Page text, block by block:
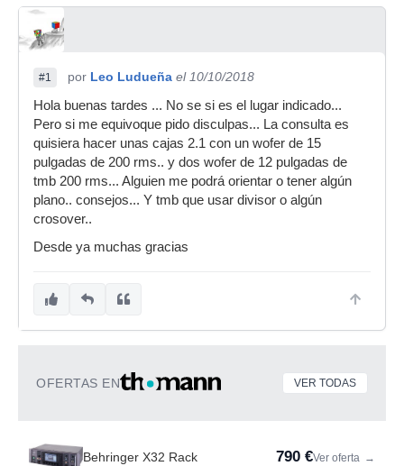
#1 por Leo Ludueña el 10/10/2018
Hola buenas tardes ... No se si es el lugar indicado...
Pero si me equivoque pido disculpas... La consulta es
quisiera hacer unas cajas 2.1 con un wofer de 15
pulgadas de 200 rms.. y dos wofer de 12 pulgadas de
tmb 200 rms... Alguien me podrá orientar o tener algún
plano.. consejos... Y tmb que usar divisor o algún
crosover..
Desde ya muchas gracias
OFERTAS EN VER TODAS
Behringer X32 Rack 790 €Ver oferta →